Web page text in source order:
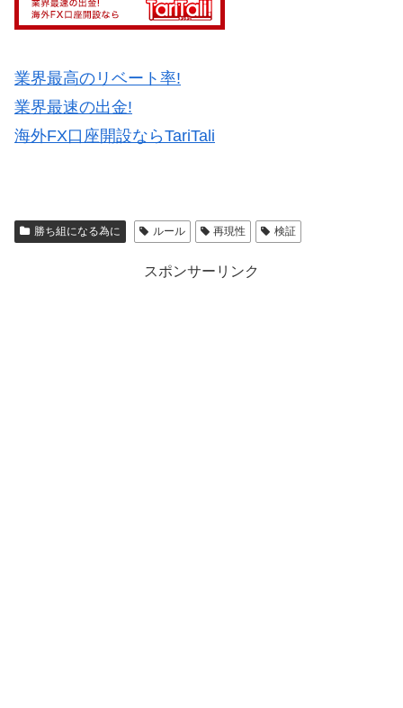
業界最高のリベート率!
業界最速の出金!
海外FX口座開設ならTariTali
勝ち組になる為に ルール 再現性 検証
スポンサーリンク